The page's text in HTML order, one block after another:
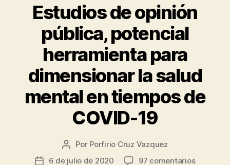
Estudios de opinión
pública, potencial
herramienta para
dimensionar la salud
mental en tiempos de
COVID-19
Autor
de
Por Porfirio Cruz Vazquez
Fecha6 de julio de 2020 97 comentariosen